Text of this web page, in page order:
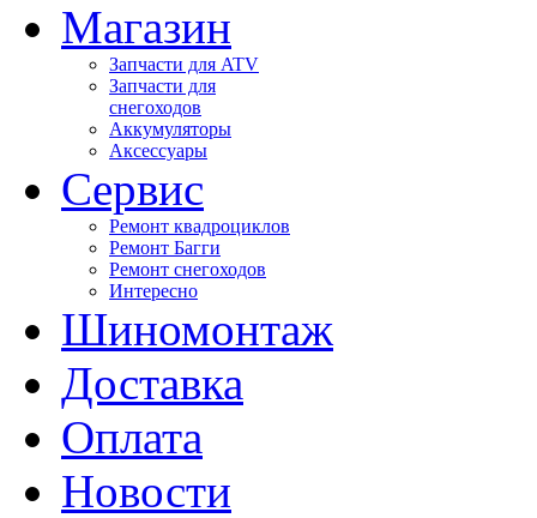
Магазин
Запчасти для ATV
Запчасти для
снегоходов
Аккумуляторы
Аксессуары
Сервис
Ремонт квадроциклов
Ремонт Багги
Ремонт снегоходов
Интересно
Шиномонтаж
Доставка
Оплата
Новости